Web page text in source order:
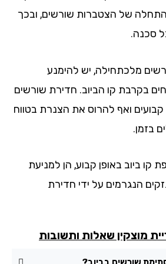
של הצטברות שורשים, ובכך
מלכתחילה, יש להימנע
קו הביוב. חדירת שורשים
ואף להרוס את הצנרת בטווח
באופן קבוע, הן למניעת
הנגרמים על ידי חדירת
שאלות ותשובות